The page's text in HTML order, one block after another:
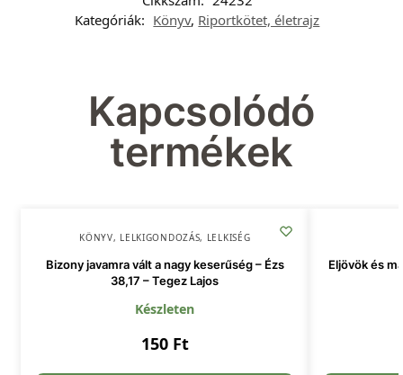
Kategóriák: Könyv, Riportkötet, életrajz
Kapcsolódó
termékek
KÖNYV, LELKIGONDOZÁS, LELKISÉG
Bizony javamra vált a nagy keserűség – Ézs
38,17 – Tegez Lajos
Készleten
150 Ft
Eljövök és